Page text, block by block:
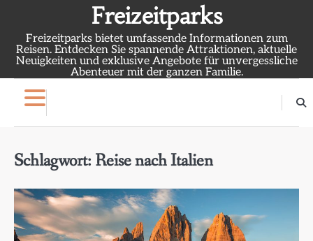
content
Freizeitparks
Freizeitparks bietet umfassende Informationen zum
Reisen. Entdecken Sie spannende Attraktionen, aktuelle
Neuigkeiten und exklusive Angebote für unvergessliche
Abenteuer mit der ganzen Familie.
Schlagwort: Reise nach Italien